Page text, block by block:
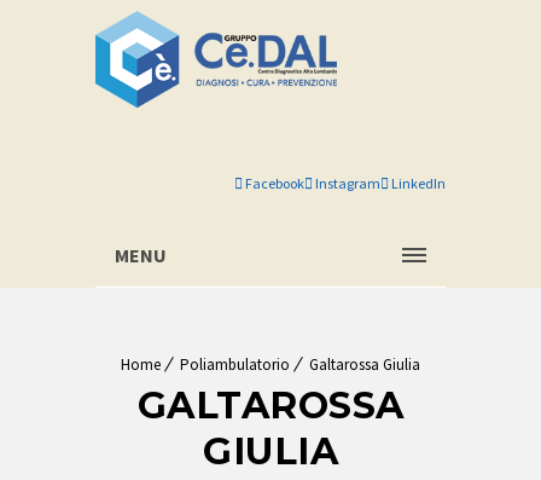
Facebook Instagram LinkedIn
MENU
Home Poliambulatorio Galtarossa Giulia
GALTAROSSA
GIULIA